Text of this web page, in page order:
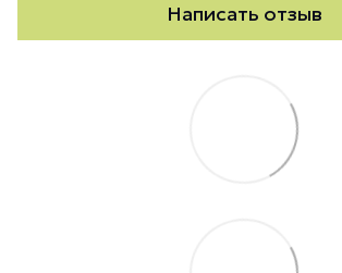
Написать отзыв